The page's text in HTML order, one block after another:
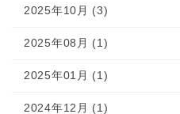
2025年10月 (3)
2025年08月 (1)
2025年01月 (1)
2024年12月 (1)